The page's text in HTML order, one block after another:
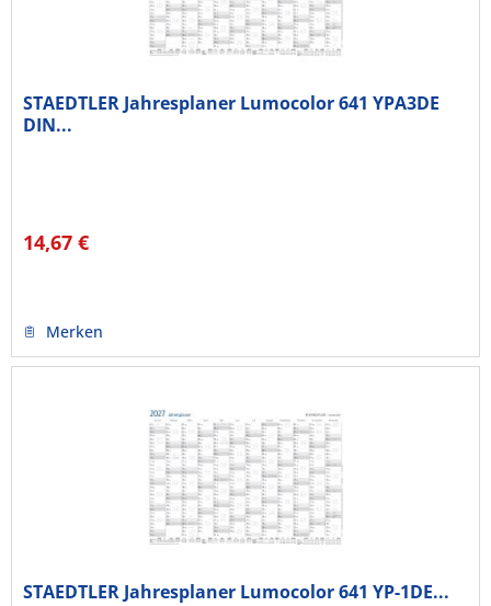
STAEDTLER Jahresplaner Lumocolor 641 YPA3DE
DIN...
14,67 €
Merken
STAEDTLER Jahresplaner Lumocolor 641 YP-1DE...